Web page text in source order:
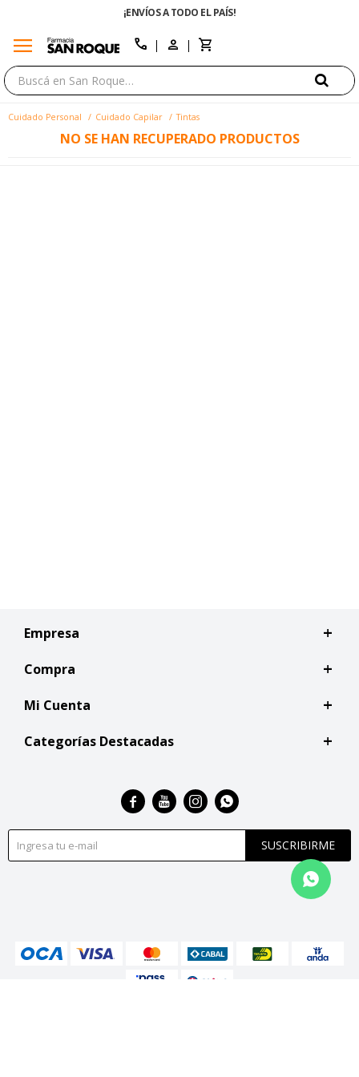
¡ENVÍOS A TODO EL PAÍS!
menu call
Cuidado Personal Cuidado Capilar Tintas
NO SE HAN RECUPERADO PRODUCTOS
Empresa
Compra
Mi Cuenta
Categorías Destacadas
SUSCRIBIRME
   
close